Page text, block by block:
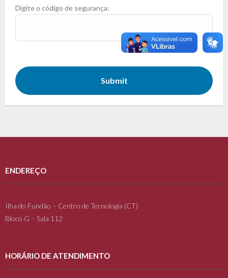
Digite o código de segurança:
Submit
ENDEREÇO
Ilha do Fundão – Centro de Tecnologia (CT)
Bloco G – Sala 112
HORÁRIO DE ATENDIMENTO